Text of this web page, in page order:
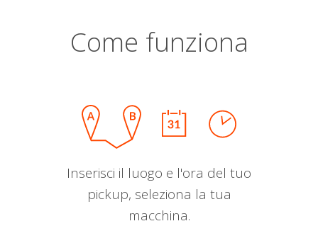
Come funziona
Inserisci il luogo e l'ora del tuo
pickup, seleziona la tua
macchina.